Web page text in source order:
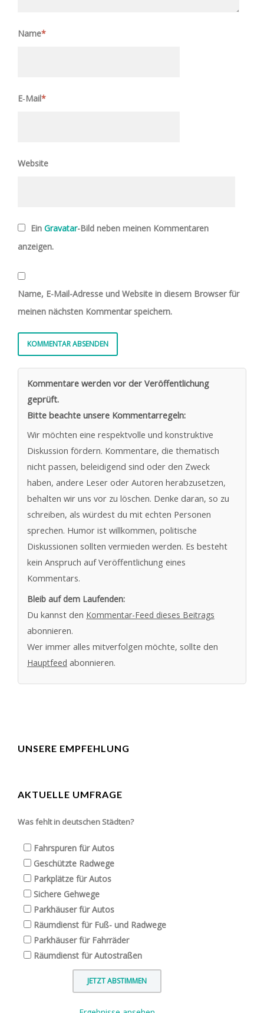
Name*
E‑Mail*
Website
Ein Gravatar-Bild neben meinen Kommentaren
anzeigen.
Name, E-Mail-Adresse und Website in diesem Browser für
meinen nächsten Kommentar speichern.
Kommentare werden vor der Veröffentlichung
geprüft.
Bitte beachte unsere Kommentarregeln:
Wir möchten eine respektvolle und konstruktive
Diskussion fördern. Kommentare, die thematisch
nicht passen, beleidigend sind oder den Zweck
haben, andere Leser oder Autoren herabzusetzen,
behalten wir uns vor zu löschen. Denke daran, so zu
schreiben, als würdest du mit echten Personen
sprechen. Humor ist willkommen, politische
Diskussionen sollten vermieden werden. Es besteht
kein Anspruch auf Veröffentlichung eines
Kommentars.
Bleib auf dem Laufenden:
Du kannst den Kommentar-Feed dieses Beitrags
abonnieren.
Wer immer alles mitverfolgen möchte, sollte den
Hauptfeed abonnieren.
UNSERE EMPFEHLUNG
AKTUELLE UMFRAGE
Was fehlt in deutschen Städten?
Fahrspuren für Autos
Geschützte Radwege
Parkplätze für Autos
Sichere Gehwege
Parkhäuser für Autos
Räumdienst für Fuß- und Radwege
Parkhäuser für Fahrräder
Räumdienst für Autostraßen